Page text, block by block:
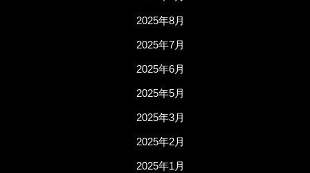
2025年8月
2025年7月
2025年6月
2025年5月
2025年3月
2025年2月
2025年1月